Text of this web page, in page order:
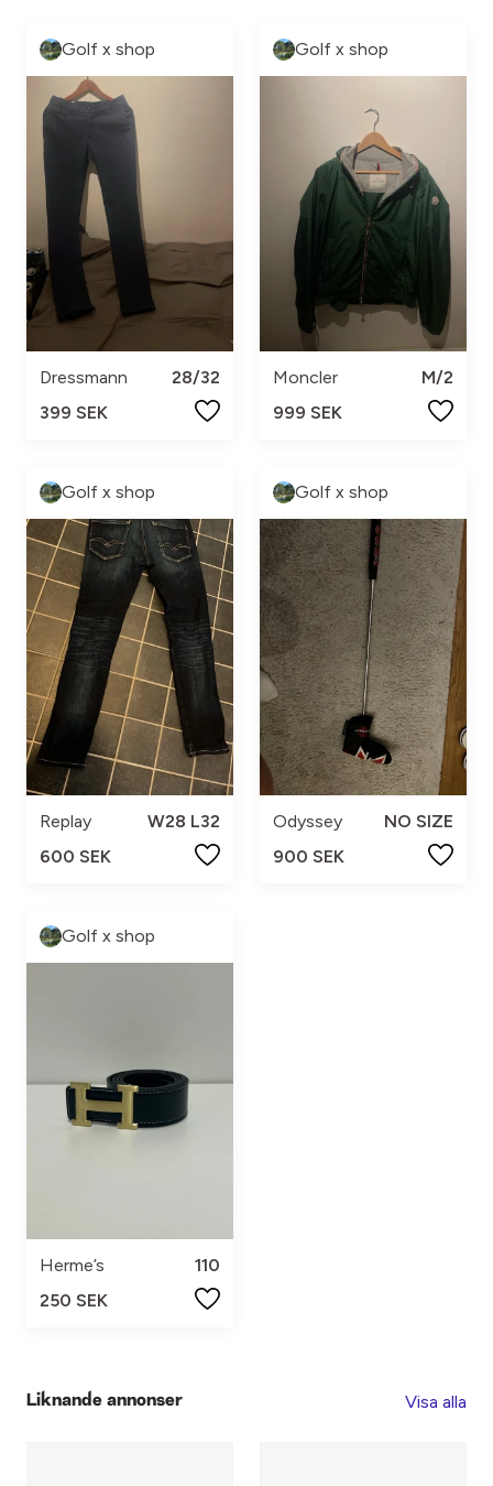
Golf x shop
Dressmann
28/32
399 SEK
Golf x shop
Moncler
M/2
999 SEK
Golf x shop
Replay
W28 L32
600 SEK
Golf x shop
Odyssey
NO SIZE
900 SEK
Golf x shop
Herme’s
110
250 SEK
Liknande annonser Visa alla